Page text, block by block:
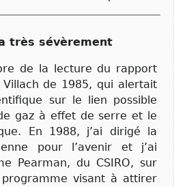
très sévèrement
de la lecture du rapport
de 1985, qui alertait
sur le lien possible
gaz à effet de serre et le
En 1988, j’ai dirigé la
pour l’avenir et j’ai
Pearman, du CSIRO, sur
programme visant à attirer